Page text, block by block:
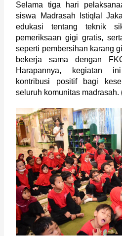
Selama tiga hari
siswa Madrasah Istiqlal
edukasi tentang teknik
pemeriksaan gigi gratis,
seperti pembersihan karang
bekerja sama dengan
Harapannya, kegiatan
kontribusi positif bagi
seluruh komunitas madrasah.